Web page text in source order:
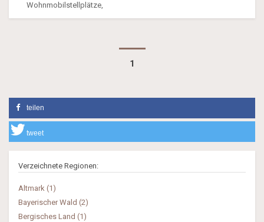
Wohnmobilstellplätze,
1
teilen
tweet
Verzeichnete Regionen:
Altmark (1)
Bayerischer Wald (2)
Bergisches Land (1)